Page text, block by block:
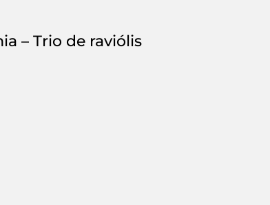
– Trio de raviólis